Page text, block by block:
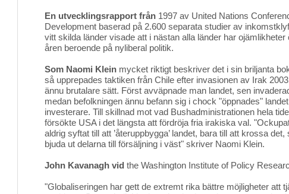
En utvecklingsrapport från 1997 av United Nations
Development baserad på 2.600 separata studier av
vitt skilda länder visade att i nästan alla länder har
åren beroende på nyliberal politik.
Som Naomi Klein mycket riktigt beskriver det i sin briljanta
så upprepades taktiken från Chile efter invasionen av Irak
ännu brutalare sätt. Först avväpnade man landet, sen
medan befolkningen ännu befann sig i chock "öppnades"
investerare. Till skillnad mot vad Bushadministrationen hela
försökte USA i det längsta att fördröja fria irakiska val.
aldrig syftat till att ’återuppbygga’ landet, bara till att krossa
bjuda ut delarna till försäljning i väst" skriver Naomi Klein.
John Kavanagh vid the Washington Institute of Policy
"Globaliseringen har gett de extremt rika bättre möjligheter att